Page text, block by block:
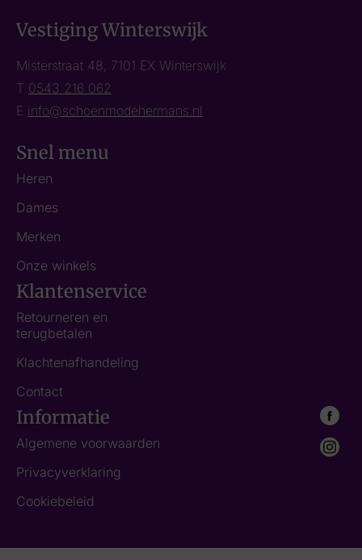
Vestiging Winterswijk
Misterstraat 48, 7101 EX Winterswijk
T 0543 216 062
E info@schoenmodehermans.nl
Snel menu
Heren
Dames
Merken
Onze winkels
Klantenservice
Retourneren en
terugbetalen
Klachtenafhandeling
Contact
Informatie
Algemene voorwaarden
Privacyverklaring
Cookiebeleid